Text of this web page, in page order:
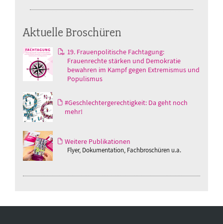
Aktuelle Broschüren
19. Frauenpolitische Fachtagung:
Frauenrechte stärken und Demokratie
bewahren im Kampf gegen Extremismus und
Populismus
#Geschlechtergerechtigkeit: Da geht noch
mehr!
Weitere Publikationen
Flyer, Dokumentation, Fachbroschüren u.a.